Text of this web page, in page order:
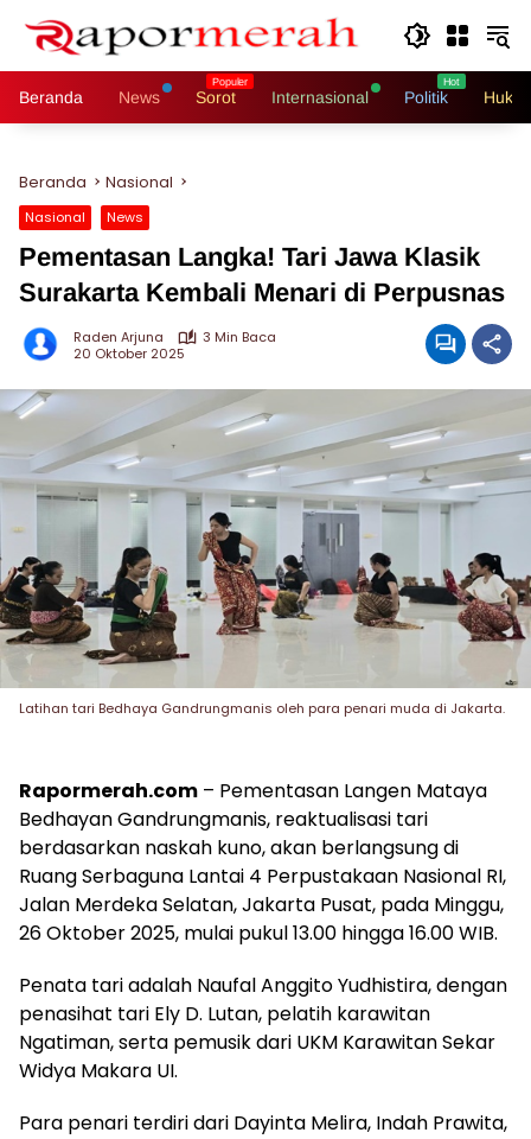
Beranda News Sorot Internasional Politik
Beranda Nasional
Nasional News
Pementasan Langka! Tari Jawa Klasik
Surakarta Kembali Menari di Perpusnas
Raden Arjuna
3 Min Baca
20 Oktober 2025
Latihan tari Bedhaya Gandrungmanis oleh para penari muda di Jakarta.
Rapormerah.com – Pementasan Langen Mataya
Bedhayan Gandrungmanis, reaktualisasi tari
berdasarkan naskah kuno, akan berlangsung di
Ruang Serbaguna Lantai 4 Perpustakaan Nasional RI,
Jalan Merdeka Selatan, Jakarta Pusat, pada Minggu,
26 Oktober 2025, mulai pukul 13.00 hingga 16.00 WIB.
Penata tari adalah Naufal Anggito Yudhistira, dengan
penasihat tari Ely D. Lutan, pelatih karawitan
Ngatiman, serta pemusik dari UKM Karawitan Sekar
Widya Makara UI.
Para penari terdiri dari Dayinta Melira, Indah Prawita,